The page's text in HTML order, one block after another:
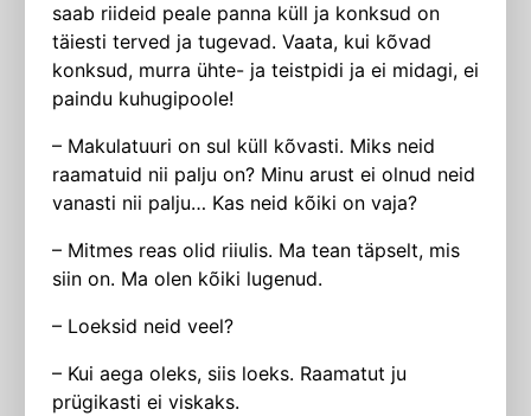
saab riideid peale panna küll ja konksud on
täiesti terved ja tugevad. Vaata, kui kõvad
konksud, murra ühte- ja teistpidi ja ei midagi, ei
paindu kuhugipoole!
– Makulatuuri on sul küll kõvasti. Miks neid
raamatuid nii palju on? Minu arust ei olnud neid
vanasti nii palju… Kas neid kõiki on vaja?
– Mitmes reas olid riiulis. Ma tean täpselt, mis
siin on. Ma olen kõiki lugenud.
– Loeksid neid veel?
– Kui aega oleks, siis loeks. Raamatut ju
prügikasti ei viskaks.